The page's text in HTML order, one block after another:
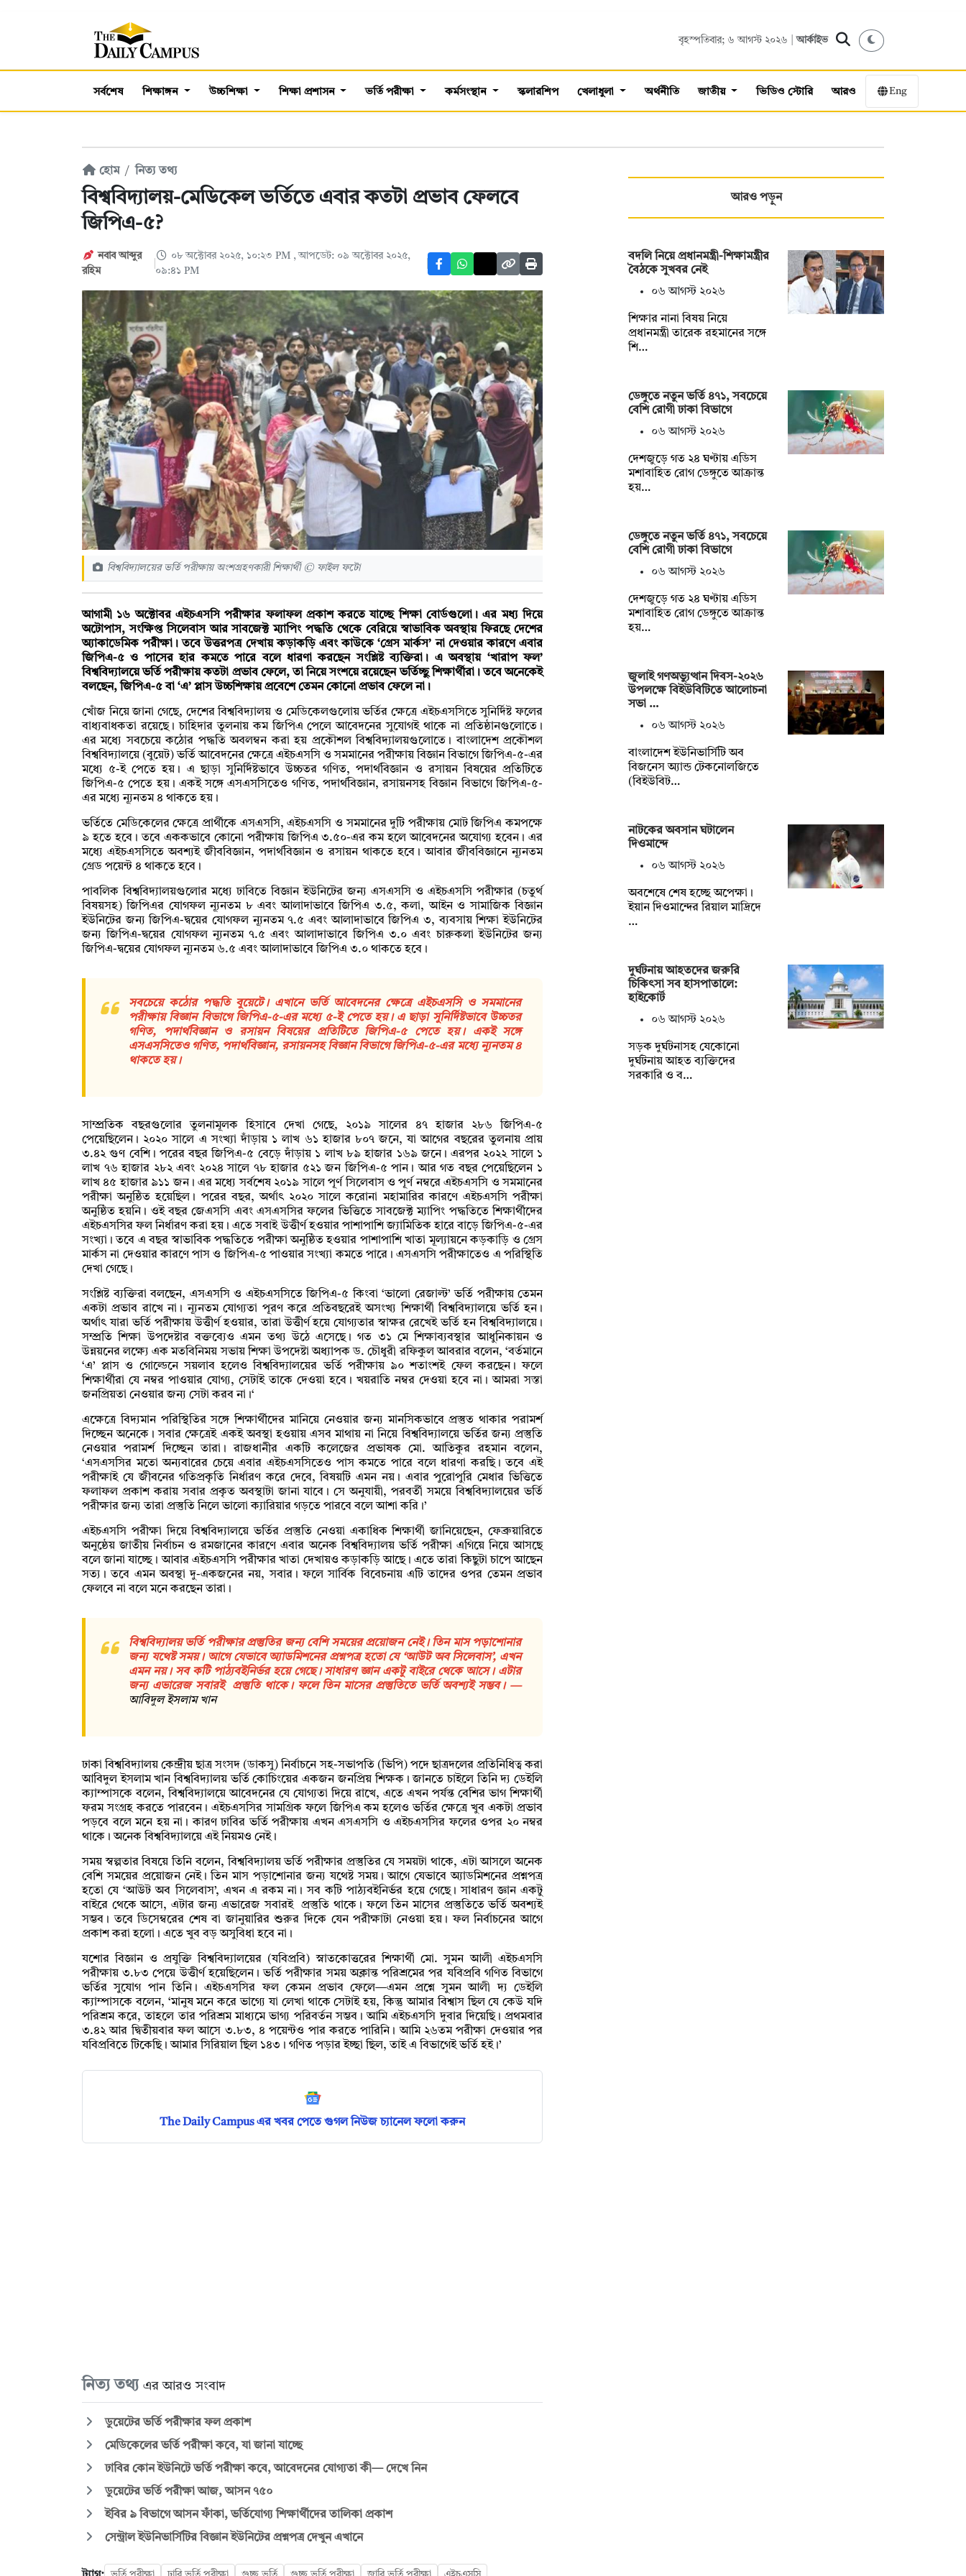
বৃহস্পতিবার; ৬ আগস্ট ২০২৬ |আর্কাইভ
সর্বশেষ শিক্ষাঙ্গন উচ্চশিক্ষা শিক্ষা প্রশাসন ভর্তি পরীক্ষা কর্মসংস্থান স্কলারশিপ খেলাধুলা অর্থনীতি জাতীয় ভিডিও স্টোরি আরও Eng
হোম নিত্য তথ্য
বিশ্ববিদ্যালয়-মেডিকেল ভর্তিতে এবার কতটা প্রভাব ফেলবে
জিপিএ-৫?
নবাব আব্দুর
রহিম
০৮ অক্টোবর ২০২৫, ১০:২৩ PM , আপডেট: ০৯ অক্টোবর ২০২৫,
০৯:৪১ PM
বিশ্ববিদ্যালয়ের ভর্তি পরীক্ষায় অংশগ্রহণকারী শিক্ষার্থী © ফাইল ফটো
আগামী ১৬ অক্টোবর এইচএসসি পরীক্ষার ফলাফল প্রকাশ করতে যাচ্ছে শিক্ষা বোর্ডগুলো। এর মধ্য দিয়ে
অটোপাস, সংক্ষিপ্ত সিলেবাস আর সাবজেক্ট ম্যাপিং পদ্ধতি থেকে বেরিয়ে স্বাভাবিক অবস্থায় ফিরছে দেশের
অ্যাকাডেমিক পরীক্ষা। তবে উত্তরপত্র দেখায় কড়াকড়ি এবং কাউকে ‘গ্রেস মার্কস’ না দেওয়ার কারণে এবার
জিপিএ-৫ ও পাসের হার কমতে পারে বলে ধারণা করছেন সংশ্লিষ্ট ব্যক্তিরা। এ অবস্থায় ‘খারাপ ফল’
বিশ্ববিদ্যালয়ে ভর্তি পরীক্ষায় কতটা প্রভাব ফেলে, তা নিয়ে সংশয়ে রয়েছেন ভর্তিচ্ছু শিক্ষার্থীরা। তবে অনেকেই
বলছেন, জিপিএ-৫ বা ‘এ’ প্লাস উচ্চশিক্ষায় প্রবেশে তেমন কোনো প্রভাব ফেলে না।
খোঁজ নিয়ে জানা গেছে, দেশের বিশ্ববিদ্যালয় ও মেডিকেলগুলোয় ভর্তির ক্ষেত্রে এইচএসসিতে সুনির্দিষ্ট ফলের
বাধ্যবাধকতা রয়েছে। চাহিদার তুলনায় কম জিপিএ পেলে আবেদনের সুযোগই থাকে না প্রতিষ্ঠানগুলোতে।
এর মধ্যে সবচেয়ে কঠোর পদ্ধতি অবলম্বন করা হয় প্রকৌশল বিশ্ববিদ্যালয়গুলোতে। বাংলাদেশ প্রকৌশল
বিশ্ববিদ্যালয়ে (বুয়েট) ভর্তি আবেদনের ক্ষেত্রে এইচএসসি ও সমমানের পরীক্ষায় বিজ্ঞান বিভাগে জিপিএ-৫-এর
মধ্যে ৫-ই পেতে হয়। এ ছাড়া সুনির্দিষ্টভাবে উচ্চতর গণিত, পদার্থবিজ্ঞান ও রসায়ন বিষয়ের প্রতিটিতে
জিপিএ-৫ পেতে হয়। একই সঙ্গে এসএসসিতেও গণিত, পদার্থবিজ্ঞান, রসায়নসহ বিজ্ঞান বিভাগে জিপিএ-৫-
এর মধ্যে ন্যূনতম ৪ থাকতে হয়।
ভর্তিতে মেডিকেলের ক্ষেত্রে প্রার্থীকে এসএসসি, এইচএসসি ও সমমানের দুটি পরীক্ষায় মোট জিপিএ কমপক্ষে
৯ হতে হবে। তবে এককভাবে কোনো পরীক্ষায় জিপিএ ৩.৫০-এর কম হলে আবেদনের অযোগ্য হবেন। এর
মধ্যে এইচএসসিতে অবশ্যই জীববিজ্ঞান, পদার্থবিজ্ঞান ও রসায়ন থাকতে হবে। আবার জীববিজ্ঞানে ন্যূনতম
গ্রেড পয়েন্ট ৪ থাকতে হবে।
পাবলিক বিশ্ববিদ্যালয়গুলোর মধ্যে ঢাবিতে বিজ্ঞান ইউনিটের জন্য এসএসসি ও এইচএসসি পরীক্ষার (চতুর্থ
বিষয়সহ) জিপিএর যোগফল ন্যূনতম ৮ এবং আলাদাভাবে জিপিএ ৩.৫, কলা, আইন ও সামাজিক বিজ্ঞান
ইউনিটের জন্য জিপিএ-দ্বয়ের যোগফল ন্যূনতম ৭.৫ এবং আলাদাভাবে জিপিএ ৩, ব্যবসায় শিক্ষা ইউনিটের
জন্য জিপিএ-দ্বয়ের যোগফল ন্যূনতম ৭.৫ এবং আলাদাভাবে জিপিএ ৩.০ এবং চারুকলা ইউনিটের জন্য
জিপিএ-দ্বয়ের যোগফল ন্যূনতম ৬.৫ এবং আলাদাভাবে জিপিএ ৩.০ থাকতে হবে।
সবচেয়ে কঠোর পদ্ধতি বুয়েটে। এখানে ভর্তি আবেদনের ক্ষেত্রে এইচএসসি ও সমমানের
পরীক্ষায় বিজ্ঞান বিভাগে জিপিএ-৫-এর মধ্যে ৫-ই পেতে হয়। এ ছাড়া সুনির্দিষ্টভাবে উচ্চতর
গণিত, পদার্থবিজ্ঞান ও রসায়ন বিষয়ের প্রতিটিতে জিপিএ-৫ পেতে হয়। একই সঙ্গে
এসএসসিতেও গণিত, পদার্থবিজ্ঞান, রসায়নসহ বিজ্ঞান বিভাগে জিপিএ-৫-এর মধ্যে ন্যূনতম ৪
থাকতে হয়।
সাম্প্রতিক বছরগুলোর তুলনামূলক হিসাবে দেখা গেছে, ২০১৯ সালের ৪৭ হাজার ২৮৬ জিপিএ-৫
পেয়েছিলেন। ২০২০ সালে এ সংখ্যা দাঁড়ায় ১ লাখ ৬১ হাজার ৮০৭ জনে, যা আগের বছরের তুলনায় প্রায়
৩.৪২ গুণ বেশি। পরের বছর জিপিএ-৫ বেড়ে দাঁড়ায় ১ লাখ ৮৯ হাজার ১৬৯ জনে। এরপর ২০২২ সালে ১
লাখ ৭৬ হাজার ২৮২ এবং ২০২৪ সালে ৭৮ হাজার ৫২১ জন জিপিএ-৫ পান। আর গত বছর পেয়েছিলেন ১
লাখ ৪৫ হাজার ৯১১ জন। এর মধ্যে সর্বশেষ ২০১৯ সালে পূর্ণ সিলেবাস ও পূর্ণ নম্বরে এইচএসসি ও সমমানের
পরীক্ষা অনুষ্ঠিত হয়েছিল। পরের বছর, অর্থাৎ ২০২০ সালে করোনা মহামারির কারণে এইচএসসি পরীক্ষা
অনুষ্ঠিত হয়নি। ওই বছর জেএসসি এবং এসএসসির ফলের ভিত্তিতে সাবজেক্ট ম্যাপিং পদ্ধতিতে শিক্ষার্থীদের
এইচএসসির ফল নির্ধারণ করা হয়। এতে সবাই উত্তীর্ণ হওয়ার পাশাপাশি জ্যামিতিক হারে বাড়ে জিপিএ-৫-এর
সংখ্যা। তবে এ বছর স্বাভাবিক পদ্ধতিতে পরীক্ষা অনুষ্ঠিত হওয়ার পাশাপাশি খাতা মূল্যায়নে কড়কাড়ি ও গ্রেস
মার্কস না দেওয়ার কারণে পাস ও জিপিএ-৫ পাওয়ার সংখ্যা কমতে পারে। এসএসসি পরীক্ষাতেও এ পরিস্থিতি
দেখা গেছে।
সংশ্লিষ্ট ব্যক্তিরা বলছেন, এসএসসি ও এইচএসসিতে জিপিএ-৫ কিংবা ‘ভালো রেজাল্ট’ ভর্তি পরীক্ষায় তেমন
একটা প্রভাব রাখে না। ন্যূনতম যোগ্যতা পূরণ করে প্রতিবছরেই অসংখ্য শিক্ষার্থী বিশ্ববিদ্যালয়ে ভর্তি হন।
অর্থাৎ যারা ভর্তি পরীক্ষায় উত্তীর্ণ হওয়ার, তারা উত্তীর্ণ হয়ে যোগ্যতার স্বাক্ষর রেখেই ভর্তি হন বিশ্ববিদ্যালয়ে।
সম্প্রতি শিক্ষা উপদেষ্টার বক্তব্যেও এমন তথ্য উঠে এসেছে। গত ৩১ মে শিক্ষাব্যবস্থার আধুনিকায়ন ও
উন্নয়নের লক্ষ্যে এক মতবিনিময় সভায় শিক্ষা উপদেষ্টা অধ্যাপক ড. চৌধুরী রফিকুল আবরার বলেন, ‘বর্তমানে
‘এ’ প্লাস ও গোল্ডেনে সয়লাব হলেও বিশ্ববিদ্যালয়ের ভর্তি পরীক্ষায় ৯০ শতাংশই ফেল করছেন। ফলে
শিক্ষার্থীরা যে নম্বর পাওয়ার যোগ্য, সেটাই তাকে দেওয়া হবে। খয়রাতি নম্বর দেওয়া হবে না। আমরা সস্তা
জনপ্রিয়তা নেওয়ার জন্য সেটা করব না।‘
এক্ষেত্রে বিদ্যমান পরিস্থিতির সঙ্গে শিক্ষার্থীদের মানিয়ে নেওয়ার জন্য মানসিকভাবে প্রস্তুত থাকার পরামর্শ
দিচ্ছেন অনেকে। সবার ক্ষেত্রেই একই অবস্থা হওয়ায় এসব মাথায় না নিয়ে বিশ্ববিদ্যালয়ে ভর্তির জন্য প্রস্তুতি
নেওয়ার পরামর্শ দিচ্ছেন তারা। রাজধানীর একটি কলেজের প্রভাষক মো. আতিকুর রহমান বলেন,
‘এসএসসির মতো অন্যবারের চেয়ে এবার এইচএসসিতেও পাস কমতে পারে বলে ধারণা করছি। তবে এই
পরীক্ষাই যে জীবনের গতিপ্রকৃতি নির্ধারণ করে দেবে, বিষয়টি এমন নয়। এবার পুরোপুরি মেধার ভিত্তিতে
ফলাফল প্রকাশ করায় সবার প্রকৃত অবস্থাটা জানা যাবে। সে অনুযায়ী, পরবর্তী সময়ে বিশ্ববিদ্যালয়ের ভর্তি
পরীক্ষার জন্য তারা প্রস্তুতি নিলে ভালো ক্যারিয়ার গড়তে পারবে বলে আশা করি।’
এইচএসসি পরীক্ষা দিয়ে বিশ্ববিদ্যালয়ে ভর্তির প্রস্তুতি নেওয়া একাধিক শিক্ষার্থী জানিয়েছেন, ফেব্রুয়ারিতে
অনুষ্ঠেয় জাতীয় নির্বাচন ও রমজানের কারণে এবার অনেক বিশ্ববিদ্যালয় ভর্তি পরীক্ষা এগিয়ে নিয়ে আসছে
বলে জানা যাচ্ছে। আবার এইচএসসি পরীক্ষার খাতা দেখায়ও কড়াকড়ি আছে। এতে তারা কিছুটা চাপে আছেন
সত্য। তবে এমন অবস্থা দু-একজনের নয়, সবার। ফলে সার্বিক বিবেচনায় এটি তাদের ওপর তেমন প্রভাব
ফেলবে না বলে মনে করছেন তারা।
বিশ্ববিদ্যালয় ভর্তি পরীক্ষার প্রস্তুতির জন্য বেশি সময়ের প্রয়োজন নেই। তিন মাস পড়াশোনার
জন্য যথেষ্ট সময়। আগে যেভাবে অ্যাডমিশনের প্রশ্নপত্র হতো যে ‘আউট অব সিলেবাস’, এখন
এমন নয়। সব কটি পাঠ্যবইনির্ভর হয়ে গেছে। সাধারণ জ্ঞান একটু বাইরে থেকে আসে। এটার
জন্য এভারেজ সবারই প্রস্তুতি থাকে। ফলে তিন মাসের প্রস্তুতিতে ভর্তি অবশ্যই সম্ভব। —
আবিদুল ইসলাম খান
ঢাকা বিশ্ববিদ্যালয় কেন্দ্রীয় ছাত্র সংসদ (ডাকসু) নির্বাচনে সহ-সভাপতি (ভিপি) পদে ছাত্রদলের প্রতিনিধিত্ব করা
আবিদুল ইসলাম খান বিশ্ববিদ্যালয় ভর্তি কোচিংয়ের একজন জনপ্রিয় শিক্ষক। জানতে চাইলে তিনি দ্য ডেইলি
ক্যাম্পাসকে বলেন, বিশ্ববিদ্যালয়ে আবেদনের যে যোগ্যতা দিয়ে রাখে, এতে এখন পর্যন্ত বেশির ভাগ শিক্ষার্থী
ফরম সংগ্রহ করতে পারবেন। এইচএসসির সামগ্রিক ফলে জিপিএ কম হলেও ভর্তির ক্ষেত্রে খুব একটা প্রভাব
পড়বে বলে মনে হয় না। কারণ ঢাবির ভর্তি পরীক্ষায় এখন এসএসসি ও এইচএসসির ফলের ওপর ২০ নম্বর
থাকে। অনেক বিশ্ববিদ্যালয়ে এই নিয়মও নেই।
সময় স্বল্পতার বিষয়ে তিনি বলেন, বিশ্ববিদ্যালয় ভর্তি পরীক্ষার প্রস্তুতির যে সময়টা থাকে, এটা আসলে অনেক
বেশি সময়ের প্রয়োজন নেই। তিন মাস পড়াশোনার জন্য যথেষ্ট সময়। আগে যেভাবে অ্যাডমিশনের প্রশ্নপত্র
হতো যে ‘আউট অব সিলেবাস’, এখন এ রকম না। সব কটি পাঠ্যবইনির্ভর হয়ে গেছে। সাধারণ জ্ঞান একটু
বাইরে থেকে আসে, এটার জন্য এভারেজ সবারই প্রস্তুতি থাকে। ফলে তিন মাসের প্রস্তুতিতে ভর্তি অবশ্যই
সম্ভব। তবে ডিসেম্বরের শেষ বা জানুয়ারির শুরুর দিকে যেন পরীক্ষাটা নেওয়া হয়। ফল নির্বাচনের আগে
প্রকাশ করা হলো। এতে খুব বড় অসুবিধা হবে না।
যশোর বিজ্ঞান ও প্রযুক্তি বিশ্ববিদ্যালয়ের (যবিপ্রবি) স্নাতকোত্তরের শিক্ষার্থী মো. সুমন আলী এইচএসসি
পরীক্ষায় ৩.৮৩ পেয়ে উত্তীর্ণ হয়েছিলেন। ভর্তি পরীক্ষার সময় অক্লান্ত পরিশ্রমের পর যবিপ্রবি গণিত বিভাগে
ভর্তির সুযোগ পান তিনি। এইচএসসির ফল কেমন প্রভাব ফেলে—এমন প্রশ্নে সুমন আলী দ্য ডেইলি
ক্যাম্পাসকে বলেন, ‘মানুষ মনে করে ভাগ্যে যা লেখা থাকে সেটাই হয়, কিন্তু আমার বিশ্বাস ছিল যে কেউ যদি
পরিশ্রম করে, তাহলে তার পরিশ্রম মাধ্যমে ভাগ্য পরিবর্তন সম্ভব। আমি এইচএসসি দুবার দিয়েছি। প্রথমবার
৩.৪২ আর দ্বিতীয়বার ফল আসে ৩.৮৩, ৪ পয়েন্টও পার করতে পারিনি। আমি ২৬তম পরীক্ষা দেওয়ার পর
যবিপ্রবিতে টিকেছি। আমার সিরিয়াল ছিল ১৪৩। গণিত পড়ার ইচ্ছা ছিল, তাই এ বিভাগেই ভর্তি হই।’
The Daily Campus এর খবর পেতে গুগল নিউজ চ্যানেল ফলো করুন
নিত্য তথ্য এর আরও সংবাদ
ডুয়েটের ভর্তি পরীক্ষার ফল প্রকাশ
মেডিকেলের ভর্তি পরীক্ষা কবে, যা জানা যাচ্ছে
ঢাবির কোন ইউনিটে ভর্তি পরীক্ষা কবে, আবেদনের যোগ্যতা কী— দেখে নিন
ডুয়েটের ভর্তি পরীক্ষা আজ, আসন ৭৫০
ইবির ৯ বিভাগে আসন ফাঁকা, ভর্তিযোগ্য শিক্ষার্থীদের তালিকা প্রকাশ
সেন্ট্রাল ইউনিভার্সিটির বিজ্ঞান ইউনিটের প্রশ্নপত্র দেখুন এখানে
আরও পড়ুন
বদলি নিয়ে প্রধানমন্ত্রী-শিক্ষামন্ত্রীর
বৈঠকে সুখবর নেই
০৬ আগস্ট ২০২৬
শিক্ষার নানা বিষয় নিয়ে
প্রধানমন্ত্রী তারেক রহমানের সঙ্গে
শি…
ডেঙ্গুতে নতুন ভর্তি ৪৭১, সবচেয়ে
বেশি রোগী ঢাকা বিভাগে
০৬ আগস্ট ২০২৬
দেশজুড়ে গত ২৪ ঘণ্টায় এডিস
মশাবাহিত রোগ ডেঙ্গুতে আক্রান্ত
হয়…
ডেঙ্গুতে নতুন ভর্তি ৪৭১, সবচেয়ে
বেশি রোগী ঢাকা বিভাগে
০৬ আগস্ট ২০২৬
দেশজুড়ে গত ২৪ ঘণ্টায় এডিস
মশাবাহিত রোগ ডেঙ্গুতে আক্রান্ত
হয়…
জুলাই গণঅভ্যুত্থান দিবস-২০২৬
উপলক্ষে বিইউবিটিতে আলোচনা
সভা …
০৬ আগস্ট ২০২৬
বাংলাদেশ ইউনিভার্সিটি অব
বিজনেস অ্যান্ড টেকনোলজিতে
(বিইউবিট…
নাটকের অবসান ঘটালেন
দিওমান্দে
০৬ আগস্ট ২০২৬
অবশেষে শেষ হচ্ছে অপেক্ষা।
ইয়ান দিওমান্দের রিয়াল মাদ্রিদে
…
দুর্ঘটনায় আহতদের জরুরি
চিকিৎসা সব হাসপাতালে:
হাইকোর্ট
০৬ আগস্ট ২০২৬
সড়ক দুর্ঘটনাসহ যেকোনো
দুর্ঘটনায় আহত ব্যক্তিদের
সরকারি ও ব…